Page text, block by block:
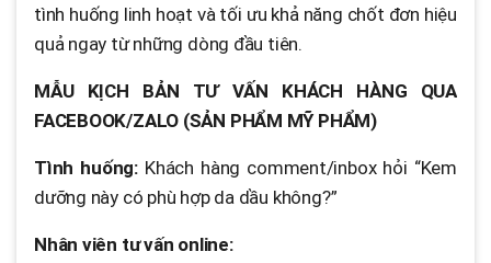
tình huống linh hoạt và tối ưu khả năng chốt đơn hiệu
quả ngay từ những dòng đầu tiên.
MẪU KỊCH BẢN TƯ VẤN KHÁCH HÀNG QUA
FACEBOOK/ZALO (SẢN PHẨM MỸ PHẨM)
Tình huống: Khách hàng comment/inbox hỏi “Kem
dưỡng này có phù hợp da dầu không?”
Nhân viên tư vấn online: